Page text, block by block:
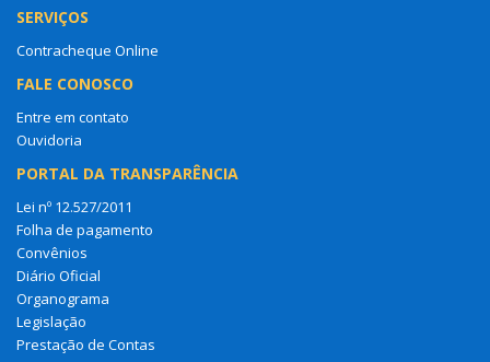
SERVIÇOS
Contracheque Online
FALE CONOSCO
Entre em contato
Ouvidoria
PORTAL DA TRANSPARÊNCIA
Lei nº 12.527/2011
Folha de pagamento
Convênios
Diário Oficial
Organograma
Legislação
Prestação de Contas